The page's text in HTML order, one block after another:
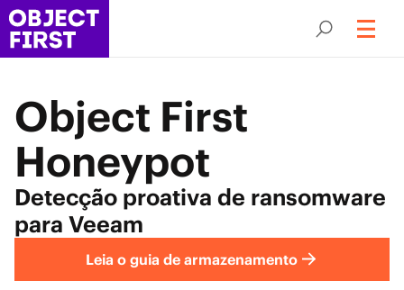
Object First
Honeypot
Detecção proativa de ransomware
para Veeam
Leia o guia de armazenamento